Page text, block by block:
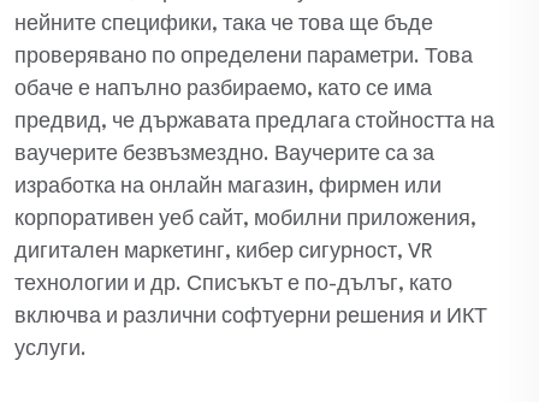
нейните специфики, така че това ще бъде
проверявано по определени параметри. Това
обаче е напълно разбираемо, като се има
предвид, че държавата предлага стойността на
ваучерите безвъзмездно. Ваучерите са за
изработка на онлайн магазин, фирмен или
корпоративен уеб сайт, мобилни приложения,
дигитален маркетинг, кибер сигурност, VR
технологии и др. Списъкът е по-дълъг, като
включва и различни софтуерни решения и ИКТ
услуги.